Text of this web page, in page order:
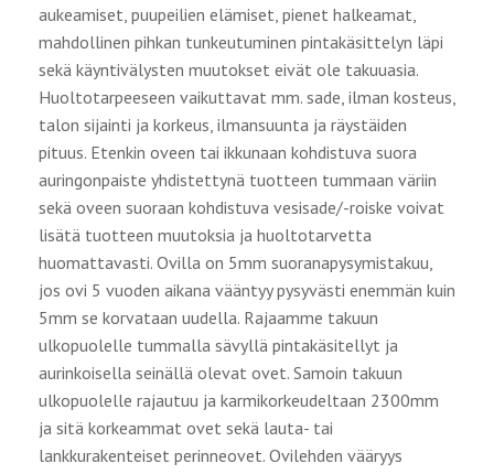
aukeamiset, puupeilien elämiset, pienet halkeamat,
mahdollinen pihkan tunkeutuminen pintakäsittelyn läpi
sekä käyntivälysten muutokset eivät ole takuuasia.
Huoltotarpeeseen vaikuttavat mm. sade, ilman kosteus,
talon sijainti ja korkeus, ilmansuunta ja räystäiden
pituus. Etenkin oveen tai ikkunaan kohdistuva suora
auringonpaiste yhdistettynä tuotteen tummaan väriin
sekä oveen suoraan kohdistuva vesisade/-roiske voivat
lisätä tuotteen muutoksia ja huoltotarvetta
huomattavasti. Ovilla on 5mm suoranapysymistakuu,
jos ovi 5 vuoden aikana vääntyy pysyvästi enemmän kuin
5mm se korvataan uudella. Rajaamme takuun
ulkopuolelle tummalla sävyllä pintakäsitellyt ja
aurinkoisella seinällä olevat ovet. Samoin takuun
ulkopuolelle rajautuu ja karmikorkeudeltaan 2300mm
ja sitä korkeammat ovet sekä lauta- tai
lankkurakenteiset perinneovet. Ovilehden vääryys